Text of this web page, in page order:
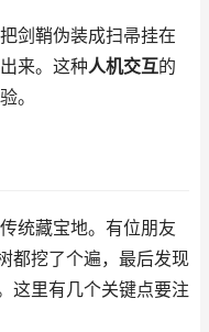
剑鞘伪装成扫帚挂在
来。这种人机交互的
。
统藏宝地。有位朋友
都挖了个遍，最后发现
这里有几个关键点要注